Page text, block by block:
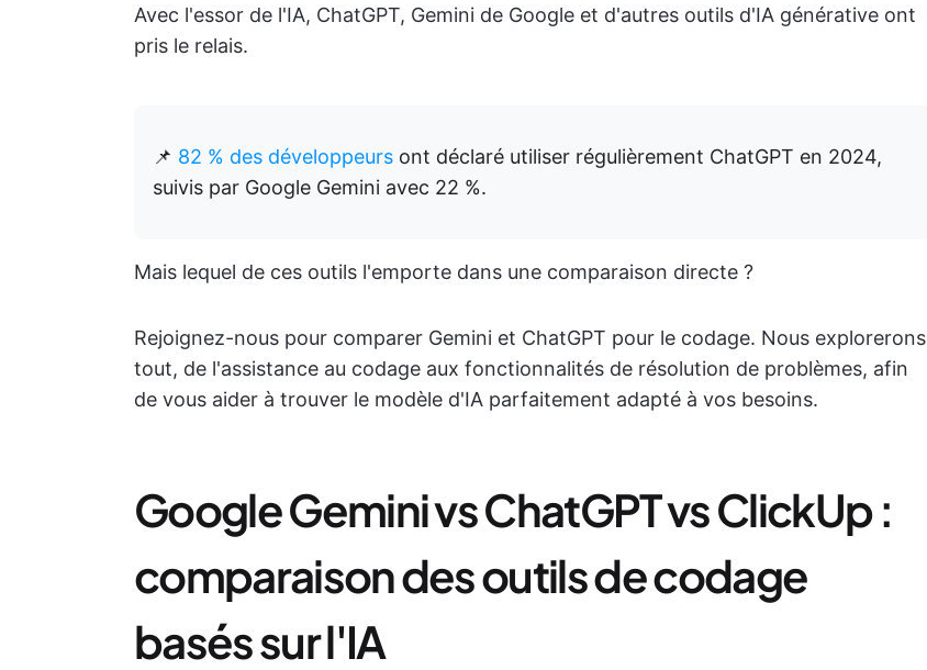
Avec l'essor de l'IA, ChatGPT, Gemini de Google et d'autres outils d'IA générative ont
pris le relais.
📌 82 % des développeurs ont déclaré utiliser régulièrement ChatGPT en 2024,
suivis par Google Gemini avec 22 %.
Mais lequel de ces outils l'emporte dans une comparaison directe ?
Rejoignez-nous pour comparer Gemini et ChatGPT pour le codage. Nous explorerons
tout, de l'assistance au codage aux fonctionnalités de résolution de problèmes, afin
de vous aider à trouver le modèle d'IA parfaitement adapté à vos besoins.
Google Gemini vs ChatGPT vs ClickUp :
comparaison des outils de codage
basés sur l'IA